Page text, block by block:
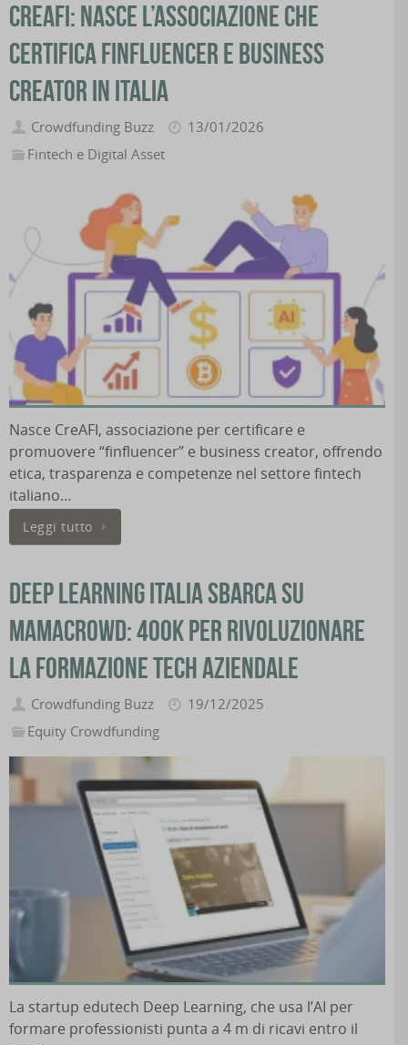
CreAFI: nasce l’associazione che
certifica finfluencer e business
creator in Italia
Crowdfunding Buzz
13/01/2026
Fintech e Digital Asset
Nasce CreAFI, associazione per certificare e
promuovere “finfluencer” e business creator, offrendo
etica, trasparenza e competenze nel settore fintech
italiano…
Leggi tutto
Deep Learning Italia sbarca su
Mamacrowd: 400K per rivoluzionare
la formazione tech aziendale
Crowdfunding Buzz
19/12/2025
Equity Crowdfunding
La startup edutech Deep Learning, che usa l’AI per
formare professionisti punta a 4 m di ricavi entro il